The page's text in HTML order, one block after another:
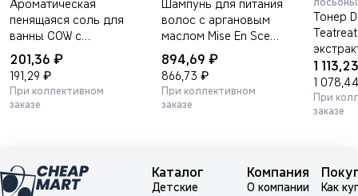
Ароматическая
пенящаяся соль для
ванны COW с
ароматом пиона и
белого мускуса, 30г
201,36 ₽
191,29 ₽
При коллективном
заказе
Шампунь для питания
волос с аргановым
маслом Mise En Scene
Perfect serum super
rich shampoo 680мл.
894,69 ₽
866,73 ₽
При коллективном
заказе
Тонер
дерева
120мл
1
1
При
заказе
Каталог
Детские
Компания
О компании
Как